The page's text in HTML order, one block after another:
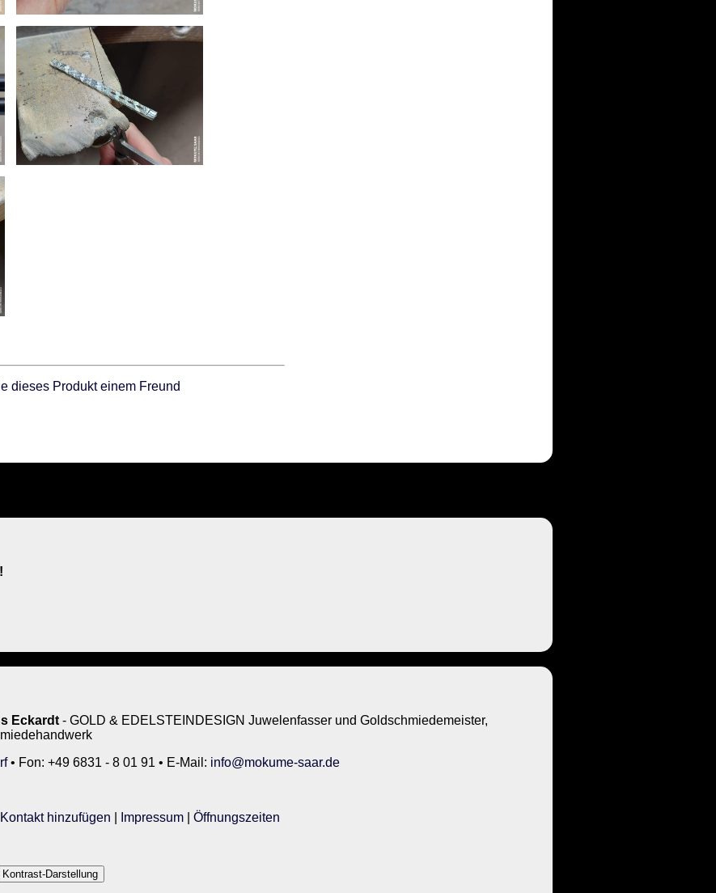
dieses Produkt einem Freund
Eckardt - GOLD & EDELSTEINDESIGN Juwelenfasser und Goldschmiedemeister,
• Fon: +49 6831 - 8 01 91 • E-Mail: info@mokume-saar.de
hinzufügen Impressum Öffnungszeiten
Kontrast-Darstellung